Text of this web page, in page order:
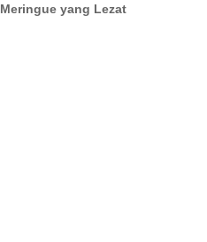
Meringue yang Lezat